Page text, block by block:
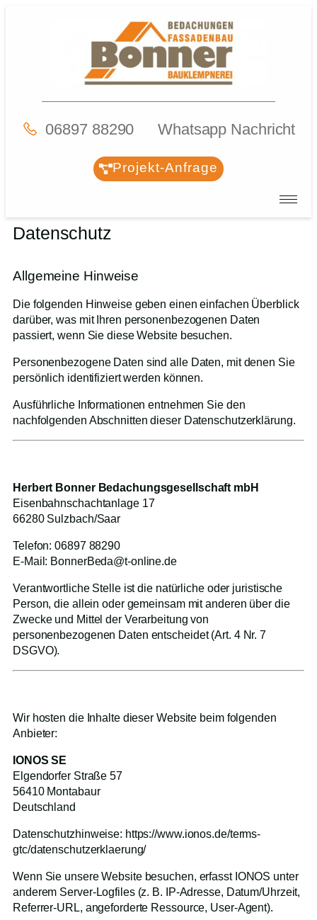
06897 88290 Whatsapp Nachricht
Projekt-Anfrage
Datenschutz
Allgemeine Hinweise
Die folgenden Hinweise geben einen einfachen Überblick
darüber, was mit Ihren personenbezogenen Daten
passiert, wenn Sie diese Website besuchen.
Personenbezogene Daten sind alle Daten, mit denen Sie
persönlich identifiziert werden können.
Ausführliche Informationen entnehmen Sie den
nachfolgenden Abschnitten dieser Datenschutzerklärung.
Herbert Bonner Bedachungsgesellschaft mbH
Eisenbahnschachtanlage 17
66280 Sulzbach/Saar
Telefon: 06897 88290
E-Mail: BonnerBeda@t-online.de
Verantwortliche Stelle ist die natürliche oder juristische
Person, die allein oder gemeinsam mit anderen über die
Zwecke und Mittel der Verarbeitung von
personenbezogenen Daten entscheidet (Art. 4 Nr. 7
DSGVO).
Wir hosten die Inhalte dieser Website beim folgenden
Anbieter:
IONOS SE
Elgendorfer Straße 57
56410 Montabaur
Deutschland
Datenschutzhinweise: https://www.ionos.de/terms-
gtc/datenschutzerklaerung/
Wenn Sie unsere Website besuchen, erfasst IONOS unter
anderem Server-Logfiles (z. B. IP-Adresse, Datum/Uhrzeit,
Referrer-URL, angeforderte Ressource, User-Agent).